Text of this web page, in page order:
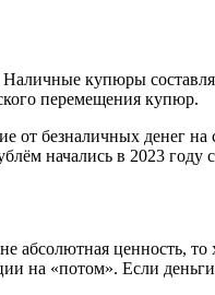
купюры
перемещения купюр.
безналичных денег на
начались в 2023 году
ценность, то
на «потом». Если